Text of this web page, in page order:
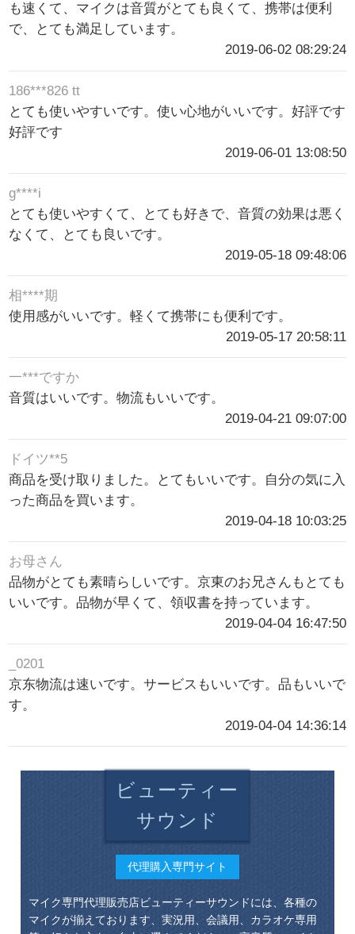
も速くて、マイクは音質がとても良くて、携帯は便利
で、とても満足しています。
2019-06-02 08:29:24
186***826 tt
とても使いやすいです。使い心地がいいです。好評です
好評です
2019-06-01 13:08:50
g****i
とても使いやすくて、とても好きで、音質の効果は悪く
なくて、とても良いです。
2019-05-18 09:48:06
相****期
使用感がいいです。軽くて携帯にも便利です。
2019-05-17 20:58:11
一***ですか
音質はいいです。物流もいいです。
2019-04-21 09:07:00
ドイツ**5
商品を受け取りました。とてもいいです。自分の気に入
った商品を買います。
2019-04-18 10:03:25
お母さん
品物がとても素晴らしいです。京東のお兄さんもとても
いいです。品物が早くて、領収書を持っています。
2019-04-04 16:47:50
_0201
京东物流は速いです。サービスもいいです。品もいいで
す。
2019-04-04 14:36:14
ビューティー
サウンド
代理購入専門サイト
マイク専門代理販売店ビューティーサウンドには、各種の
マイクが揃えております、実況用、会議用、カラオケ専用